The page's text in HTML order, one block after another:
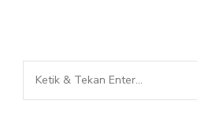
Mencari
Sesuatu?